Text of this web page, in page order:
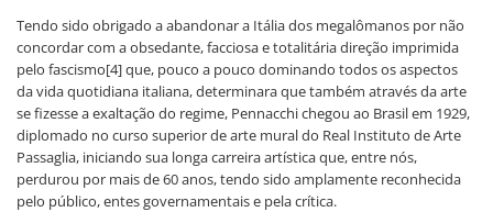
Tendo sido obrigado a abandonar a Itália dos megalômanos por não
concordar com a obsedante, facciosa e totalitária direção imprimida
pelo fascismo[4] que, pouco a pouco dominando todos os aspectos
da vida quotidiana italiana, determinara que também através da arte
se fizesse a exaltação do regime, Pennacchi chegou ao Brasil em 1929,
diplomado no curso superior de arte mural do Real Instituto de Arte
Passaglia, iniciando sua longa carreira artística que, entre nós,
perdurou por mais de 60 anos, tendo sido amplamente reconhecida
pelo público, entes governamentais e pela crítica.